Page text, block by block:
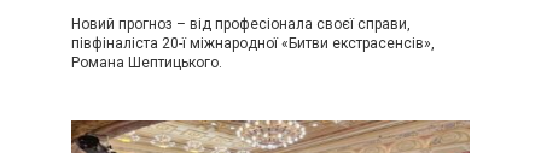
Новий прогноз – від професіонала своєї справи,
півфіналіста 20-ї міжнародної «Битви екстрасенсів»,
Романа Шептицького.